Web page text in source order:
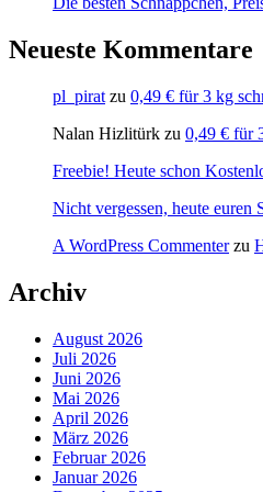
Neueste Kommentare
pl_pirat zu 0,49 € für 3 kg
Nalan Hizlitürk zu 0,49 € für
Freebie! Heute schon
Nicht vergessen, heute
A WordPress Commenterzu
Archiv
August 2026
Juli 2026
Juni 2026
Mai 2026
April 2026
März 2026
Februar 2026
Januar 2026